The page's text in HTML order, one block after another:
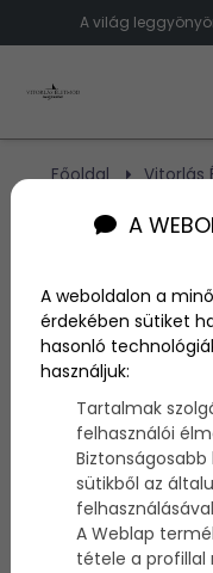
A világ
Főoldal
Vitorlás
Szerző: admin
2014. szeptember 25.
National
készített a
amiknek
szigetekvalóban
szinte avilág
népszerűek.
A
A weboldalon a
érdekében sütiket
hasonló
használjuk:
Tartalmak
felhasználói
sütikből az
A Weblap
tétele a profillal